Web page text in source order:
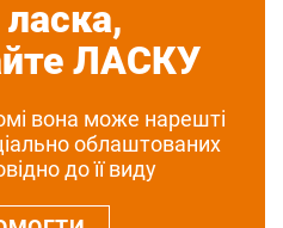
ЛАСКУ
вона може нарешті
облаштованих
до її виду